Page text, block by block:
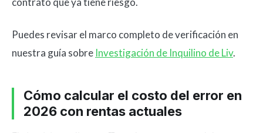
Puedes revisar el marco completo de verificación en
nuestra guía sobre Investigación de Inquilino de Liv.
Cómo calcular el costo del error en
2026 con rentas actuales